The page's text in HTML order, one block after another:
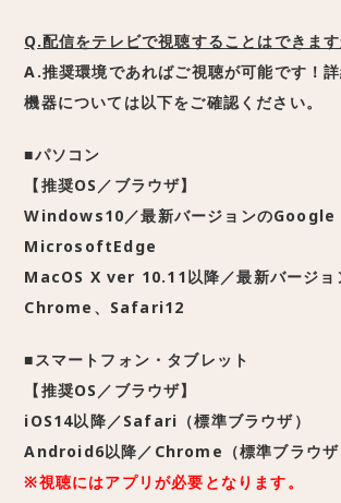
Q.配信をテレビで視聴することはできます
A.推奨環境であればご視聴が可能です！
機器については以下をご確認ください。
■パソコン
【推奨OS／ブラウザ】
Windows10／最新バージョンのGoogle
MicrosoftEdge
MacOS X ver 10.11以降／最新バージ
Chrome、Safari12
■スマートフォン・タブレット
【推奨OS／ブラウザ】
iOS14以降／Safari（標準ブラウザ）
Android6以降／Chrome（標準ブラウザ
※視聴にはアプリが必要となります。